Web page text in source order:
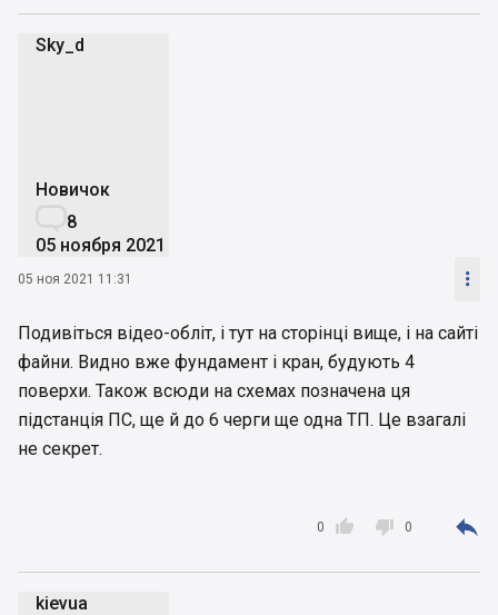
Sky_d
Новичок
8
05 ноября 2021
05 ноя 2021 11:31 
Подивіться відео-обліт, і тут на сторінці вище, і на сайті
файни. Видно вже фундамент і кран, будують 4
поверхи. Також всюди на схемах позначена ця
підстанція ПС, ще й до 6 черги ще одна ТП. Це взагалі
не секрет.

0  0 
kievua